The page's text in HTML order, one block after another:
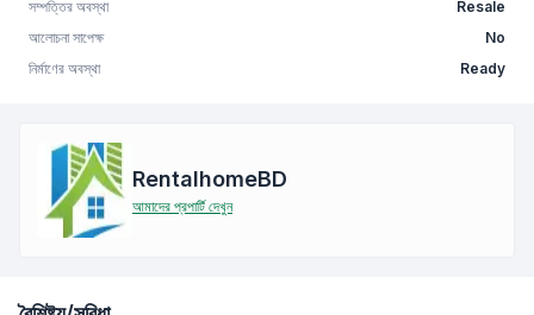
সম্পত্তির অবস্থা
Resale
আলোচনা সাপেক্ষ
No
নির্মাণের অবস্থা
Ready
RentalhomeBD
আমাদের প্রপার্টি দেখুন